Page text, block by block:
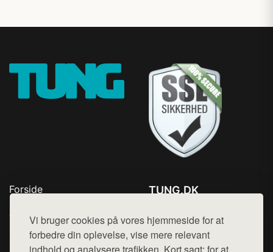
Vi bruger cookies på vores hjemmeside for at
forbedre din oplevelse, vise mere relevant
Forside
Top Rabatter
Kontakt
TUNG.DK
Mail: hej@want.dk